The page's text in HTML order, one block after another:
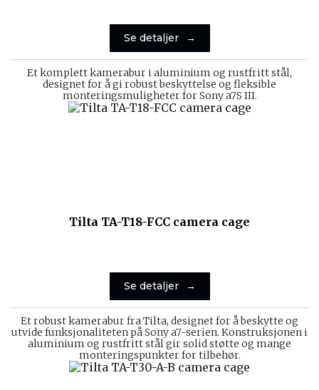
Se detaljer
Tilta TA-T18-FCC camera cage
Et komplett kamerabur i aluminium og rustfritt stål,
designet for å gi robust beskyttelse og fleksible
monteringsmuligheter for Sony a7S III.
Se detaljer
Et robust kamerabur fra Tilta, designet for å beskytte og
utvide funksjonaliteten på Sony a7-serien. Konstruksjonen i
aluminium og rustfritt stål gir solid støtte og mange
monteringspunkter for tilbehør.